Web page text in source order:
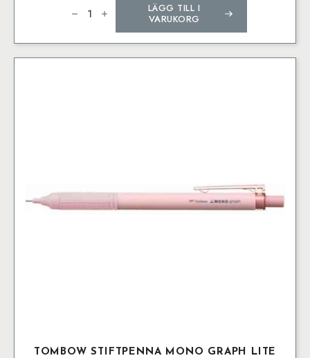
stiftpenna
Mono
0,5
smokey
LÄGG TILL I
VARUKORG
TOMBOW STIFTPENNA MONO GRAPH LITE